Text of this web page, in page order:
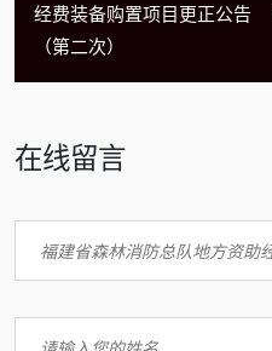
经费装备购置项目更正公告
（第二次）
在线留言